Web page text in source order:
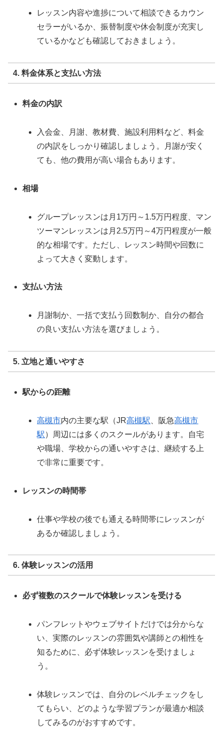
レッスン内容や進捗について相談できるカウン
セラーがいるか、振替制度や休会制度が充実し
ているかなども確認しておきましょう。
4. 料金体系と支払い方法
料金の内訳
入会金、月謝、教材費、施設利用料など、料金
の内訳をしっかり確認しましょう。月謝が安く
ても、他の費用が高い場合もあります。
相場
グループレッスンは月1万円～1.5万円程度、マン
ツーマンレッスンは月2.5万円～4万円程度が一般
的な相場です。ただし、レッスン時間や回数に
よって大きく変動します。
支払い方法
月謝制か、一括で支払う回数制か、自分の都合
の良い支払い方法を選びましょう。
5. 立地と通いやすさ
駅からの距離
高槻市内の主要な駅（JR高槻駅 、阪急高槻市
駅）周辺には多くのスクールがあります。自宅
や職場、学校からの通いやすさは、継続する上
で非常に重要です。
レッスンの時間帯
仕事や学校の後でも通える時間帯にレッスンが
あるか確認しましょう。
6. 体験レッスンの活用
必ず複数のスクールで体験レッスンを受ける
パンフレットやウェブサイトだけでは分からな
い、実際のレッスンの雰囲気や講師との相性を
知るために、必ず体験レッスンを受けましょ
う。
体験レッスンでは、自分のレベルチェックをし
てもらい、どのような学習プランが最適か相談
してみるのがおすすめです。